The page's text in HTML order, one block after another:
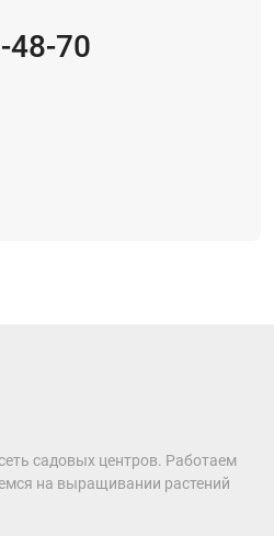
48-70
садовых центров. Работаем
на выращивании растений